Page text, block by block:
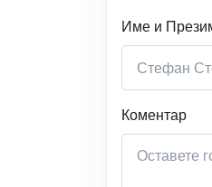
Име и
Коментар